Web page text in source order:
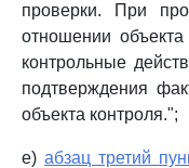
проверки. При
отношении
контрольные
подтверждения
объекта контроля.";
е) абзац третий